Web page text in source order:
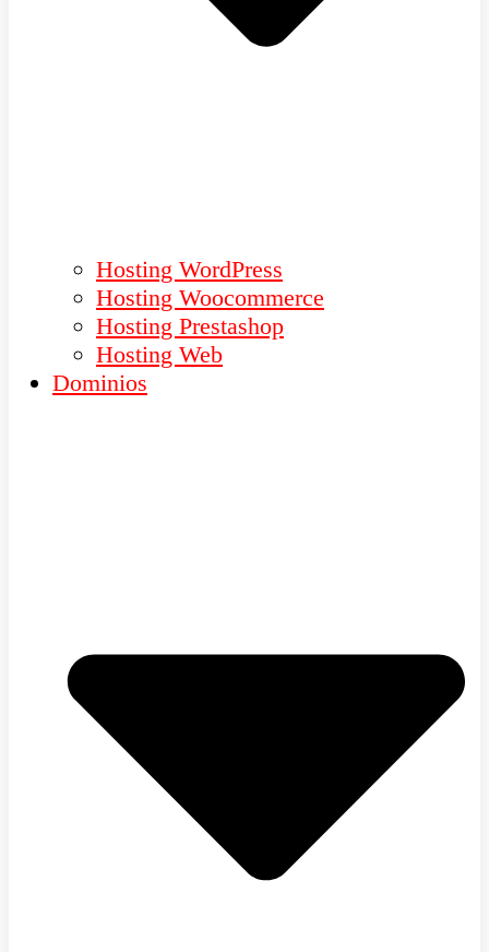
Hosting WordPress
Hosting Woocommerce
Hosting Prestashop
Hosting Web
Dominios